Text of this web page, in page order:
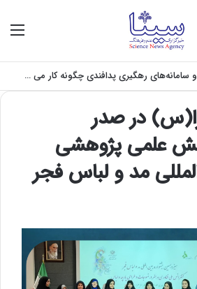
موشک‌های بالستیک و سامانه‌های رهگیری پدافندی چگونه کار می کنند؟
در صدر
علمی پژوهشی
مد و لباس فجر